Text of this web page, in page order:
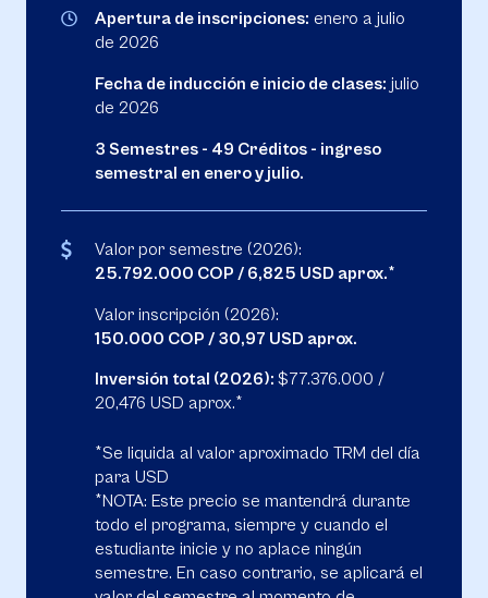
Apertura de inscripciones: enero a julio
de 2026
Fecha de inducción e inicio de clases: julio
de 2026
3 Semestres - 49 Créditos - ingreso
semestral en enero y julio.
Valor por semestre (2026):
25.792.000 COP / 6,825 USD aprox.*
Valor inscripción (2026):
150.000 COP / 30,97 USD aprox.
Inversión total (2026): $77.376.000 /
20,476 USD aprox.*
*Se liquida al valor aproximado TRM del día
para USD
*NOTA: Este precio se mantendrá durante
todo el programa, siempre y cuando el
estudiante inicie y no aplace ningún
semestre. En caso contrario, se aplicará el